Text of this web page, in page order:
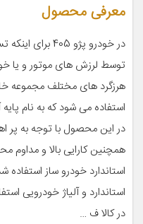
معرفی محصول
در خودرو پژو
توسط لرزش های موتور و یا
هرزگرد های مختلف مجموعه
استفاده می شود که به نام
در این محصول با توجه به
همچنین کارایی بالا و مداوم
استاندارد خودرو ساز استفاده
استاندارد و آلیاژ خودرویی
در کالا ف …